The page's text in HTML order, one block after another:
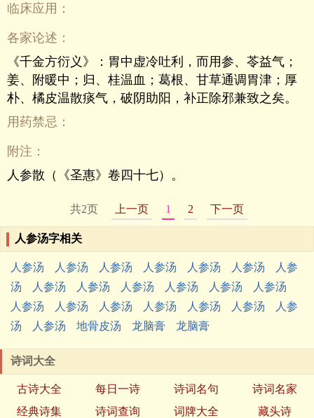
临床应用：
各家论述：
《千金方衍义》：胃中虚冷吐利，而用参、苓益气；
姜、附暖中；归、桂温血；葛根、甘草通调胃津；厚
朴、橘皮温散痰气，破阴助阳，补正除邪兼致之矣。
用药禁忌：
附注：
人参散（《圣惠》卷四十七）。
共2页 上一页 1 2 下一页
人参汤字相关
人参汤 人参汤 人参汤 人参汤 人参汤 人参汤
人参
汤
人参汤 人参汤 人参汤 人参汤 人参汤
人参汤
人参汤
人参汤 人参汤 人参汤 人参汤 人参汤
人参
汤
人参汤 地骨皮汤 龙脑膏 龙脑膏
诗词大全
古诗大全 每日一诗 诗词名句
诗词名家
经典诗集
诗词查询 词牌大全 藏头诗